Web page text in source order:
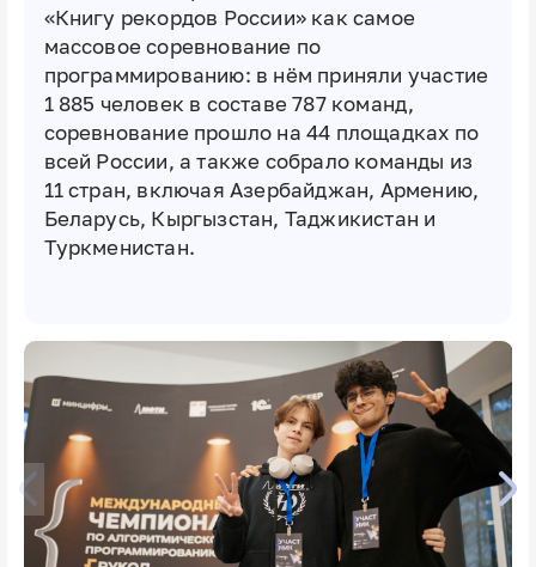
«Книгу рекордов России» как самое
массовое соревнование по
программированию: в нём приняли участие
1 885 человек в составе 787 команд,
соревнование прошло на 44 площадках по
всей России, а также собрало команды из
11 стран, включая Азербайджан, Армению,
Беларусь, Кыргызстан, Таджикистан и
Туркменистан.